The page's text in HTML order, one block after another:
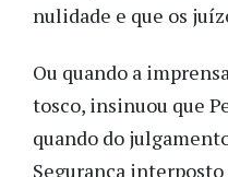
nulidade e que os
Ou quando a
tosco, insinuou que
quando do
Segurança interposto